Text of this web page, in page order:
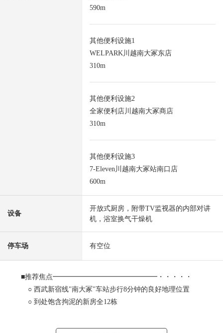
590m
其他便利设施1
WELPARK川越南大冢东店
310m
其他便利设施2
全家便利店川越南大冢商店
310m
其他便利设施3
7-Eleven川越南大冢站南口店
600m
设备
开放式厨房，附带TV监视器的内部对讲
机，浴室换气干燥机
停车场 有空位
■推荐焦点━━━━━━━━━━━━━━━・・・・・
○ 西武新宿线"南大冢"车站步行8分钟的良好地理位置
○ 到处饱含拘泥的新房全12栋
○ 建筑面积114.47平米(约34.62坪)